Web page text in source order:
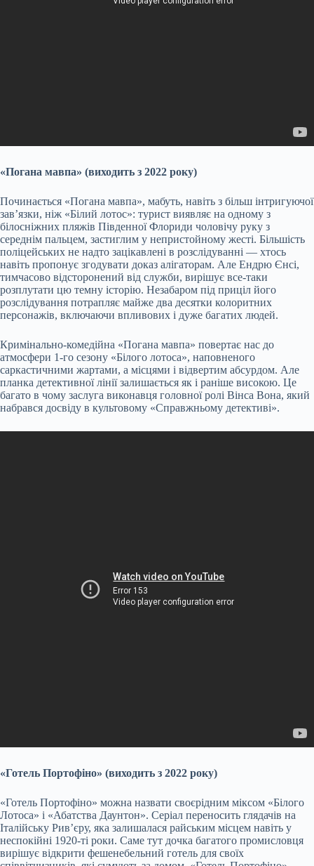
«Погана мавпа» (виходить з 2022 року)
Починається «Погана мавпа», мабуть, навіть з більш інтригуючої
зав’язки, ніж «Білий лотос»: турист виявляє на одному з
білосніжних пляжів Південної Флориди чоловічу руку з
середнім пальцем, застиглим у непристойному жесті. Більшість
поліцейських не надто зацікавлені в розслідуванні — хтось
навіть пропонує згодувати доказ алігаторам. Але Ендрю Єнсі,
тимчасово відсторонений від служби, вирішує все-таки
розплутати цю темну історію. Незабаром під приціл його
розслідування потрапляє майже два десятки колоритних
персонажів, включаючи впливових і дуже багатих людей.
Кримінально-комедійна «Погана мавпа» повертає нас до
атмосфери 1-го сезону «Білого лотоса», наповненого
саркастичними жартами, а місцями і відвертим абсурдом. Але
планка детективної лінії залишається як і раніше високою. Це
багато в чому заслуга виконавця головної ролі Вінса Вона, який
набрався досвіду в культовому «Справжньому детективі».
«Готель Портофіно» (виходить з 2022 року)
«Готель Портофіно» можна назвати своєрідним міксом «Білого
Лотоса» і «Абатства Даунтон». Серіал переносить глядачів на
Італійську Рив’єру, яка залишалася райським місцем навіть у
неспокійні 1920-ті роки. Саме тут дочка багатого промисловця
вирішує відкрити фешенебельний готель для своїх